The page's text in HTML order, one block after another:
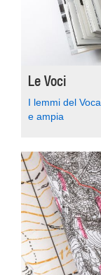
Le Voci
I lemmi del
e ampia